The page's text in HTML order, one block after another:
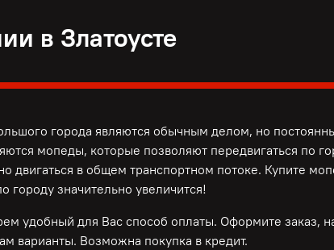
в Златоусте
города являются обычным делом, но
мопеды, которые позволяют передвигаться по
двигаться в общем транспортном потоке. Купите
городу значительно увеличится!
удобный для Вас способ оплаты. Оформите заказ,
варианты. Возможна покупка в кредит.